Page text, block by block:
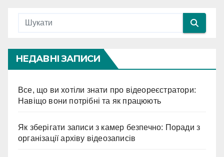
НЕДАВНІ ЗАПИСИ
Все, що ви хотіли знати про відеореєстратори:
Навіщо вони потрібні та як працюють
Як зберігати записи з камер безпечно: Поради з
організації архіву відеозаписів